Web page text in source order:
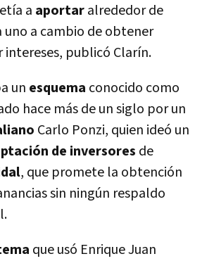
a aportaralrededor de
uno a cambio de obtener
intereses, publicó Clarí­n.
un esquema conocido como
hace más de un siglo por un
Carlo Ponzi, quien ideó un
de inversores de
, que promete la obtención
sin ningún respaldo
que usó Enrique Juan